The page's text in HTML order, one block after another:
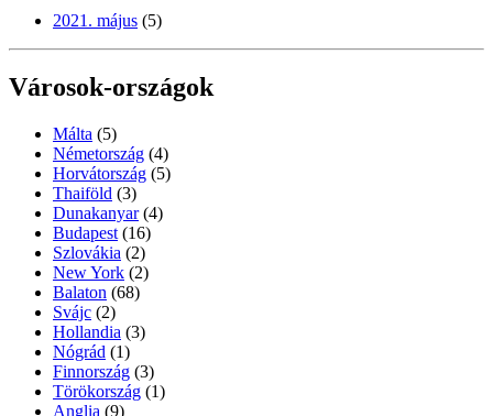
2021. május (5)
Városok-országok
Málta (5)
Németország (4)
Horvátország (5)
Thaiföld (3)
Dunakanyar (4)
Budapest (16)
Szlovákia (2)
New York (2)
Balaton (68)
Svájc (2)
Hollandia (3)
Nógrád (1)
Finnország (3)
Törökország (1)
Anglia (9)